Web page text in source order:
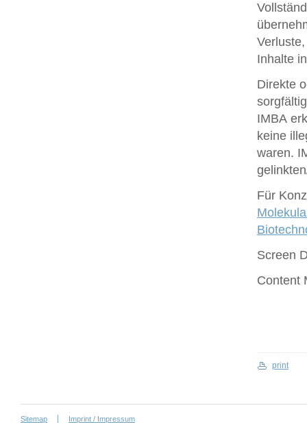
Inhalte
Direkte
IMBA
keine
waren.
Für
Screen
Content
print
Sitemap Imprint / Impressum